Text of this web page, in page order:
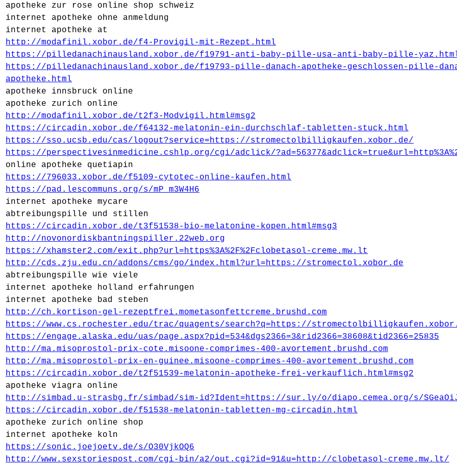
apotheke zur rose online shop schweiz
internet apotheke ohne anmeldung
internet apotheke at
http://modafinil.xobor.de/f4-Provigil-mit-Rezept.html
https://pilledanachinausland.xobor.de/f19791-anti-baby-pille-usa-anti-baby-pille-
https://pilledanachinausland.xobor.de/f19793-pille-danach-apotheke-geschlossen-pille-
apotheke.html
apotheke innsbruck online
apotheke zurich online
http://modafinil.xobor.de/t2f3-Modvigil.html#msg2
https://circadin.xobor.de/f64132-melatonin-ein-durchschlaf-tabletten-stuck.html
https://sso.ucsb.edu/cas/logout?service=https://stromectolbilligkaufen.xobor.de/
https://perspectivesinmedicine.cshlp.org/cgi/adclick/
online apotheke quetiapin
https://796033.xobor.de/f5109-cytotec-online-kaufen.html
https://pad.lescommuns.org/s/mP_m3W4H6
internet apotheke mycare
abtreibungspille und stillen
https://circadin.xobor.de/t3f51538-bio-melatonine-kopen.html#msg3
http://novonordiskbantningspiller.22web.org
https://xhamster2.com/exit.php?url=https%3A%2F%2Fclobetasol-creme.mw.lt
http://cds.zju.edu.cn/addons/cms/go/index.html?url=https://stromectol.xobor.de
abtreibungspille wie viele
internet apotheke holland erfahrungen
internet apotheke bad steben
http://ch.kortison-gel-rezeptfrei.mometasonfettcreme.brushd.com
https://www.cs.rochester.edu/trac/quagents/search?q=https://
https://engage.alaska.edu/uas/page.aspx?pid=534&dgs2366=3&rid2366=38608&tid2366=25835
http://ma.misoprostol-prix-cote.misoone-comprimes-400-avortement.brushd.com
http://ma.misoprostol-prix-en-guinee.misoone-comprimes-400-avortement.brushd.com
https://circadin.xobor.de/t2f51539-melatonin-apotheke-frei-verkauflich.html#msg2
apotheke viagra online
http://simbad.u-strasbg.fr/simbad/sim-id?Ident=https://sur.ly/o/diapo.cemea.org/s/
https://circadin.xobor.de/f51538-melatonin-tabletten-mg-circadin.html
apotheke zurich online shop
internet apotheke koln
https://sonic.joejoetv.de/s/O30VjkOQ6
http://www.sexstoriespost.com/cgi-bin/a2/out.cgi?id=91&u=http://clobetasol-creme.mw.lt/